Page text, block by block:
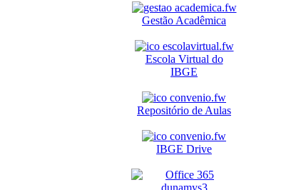
Gestão Acadêmica
Escola Virtual do
IBGE
Repositório de Aulas
IBGE Drive